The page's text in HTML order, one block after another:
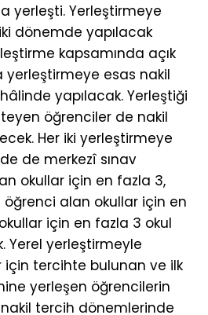
yerleşti. Yerleştirmeye
dönemde yapılacak
kapsamında açık
esas nakil
yapılacak. Yerleştiği
öğrenciler de nakil
Her iki yerleştirmeye
de merkezî sınav
okullar için en fazla 3,
alan okullar için en
için en fazla 3 okul
Yerel yerleştirmeyle
için tercihte bulunan ve ilk
yerleşen öğrencilerin
tercih dönemlerinde